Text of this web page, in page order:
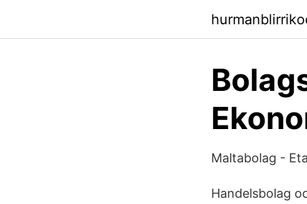
Maltabolag -
Handelsbolag